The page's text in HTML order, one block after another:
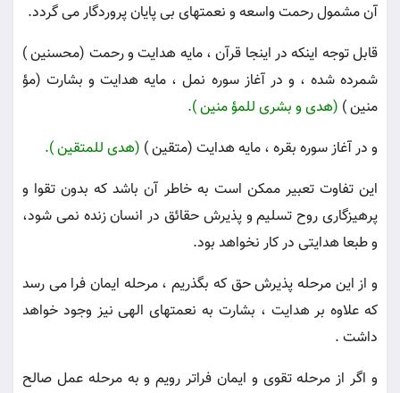
آن مشمول رحمت واسعه و نعمتهاى بى پايان پروردگار مى گردد.
قابل توجه اينكه در اينجا قرآن ، مايه هدايت و رحمت (محسنين )
شمرده شده ، و در آغاز سوره نمل ، مايه هدايت و بشارت (مؤ
منين ) (هدى و بشرى للمؤ منين ).
و در آغاز سوره بقره ، مايه هدايت (متقين ) (هدى للمتقين ).
اين تفاوت تعبير ممكن است به خاطر آن باشد كه بدون تقوا و
پرهيزگارى روح تسليم و پذيرش حقائق در انسان زنده نمى شود،
و طبعا هدايتى در كار نخواهد بود.
و از اين مرحله پذيرش حق كه بگذريم ، مرحله ايمان فرا مى رسد
كه علاوه بر هدايت ، بشارت به نعمتهاى الهى نيز وجود خواهد
داشت .
و اگر از مرحله تقوى و ايمان فراتر رويم و به مرحله عمل صالح